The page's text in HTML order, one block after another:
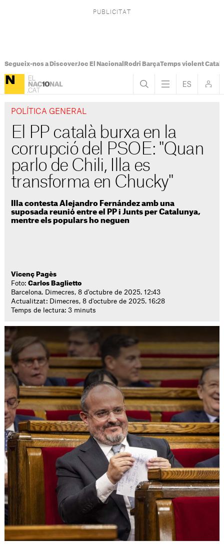
Segueix-nos a DiscoverJoc El Nacional Rodri BarçaTemps violent
POLÍTICA GENERAL
El PP català burxa en la
corrupció del PSOE: "Quan
parlo de Chili, Illa es
transforma en Chucky"
Illa contesta Alejandro Fernández amb una
suposada reunió entre el PP i Junts per Catalunya,
mentre els populars ho neguen
Vicenç Pagès
Foto:Carlos Baglietto
Barcelona. Dimecres, 8 d'octubre de 2025. 12:43
Actualitzat: Dimecres, 8 d'octubre de 2025. 16:28
Temps de lectura: 3 minuts